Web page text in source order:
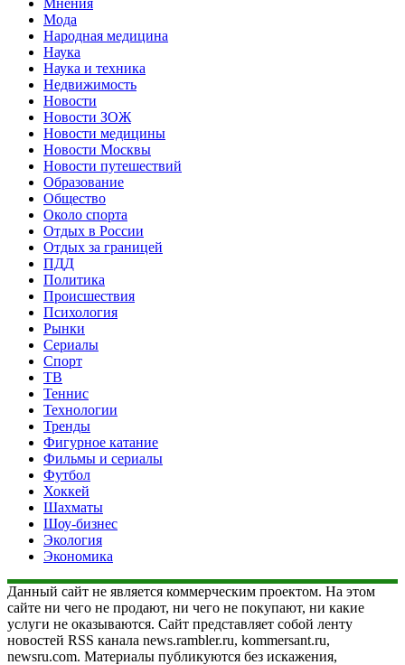
Мода
Народная медицина
Наука
Наука и техника
Недвижимость
Новости
Новости ЗОЖ
Новости медицины
Новости Москвы
Новости путешествий
Образование
Общество
Около спорта
Отдых в России
Отдых за границей
ПДД
Политика
Происшествия
Психология
Рынки
Сериалы
Спорт
ТВ
Теннис
Технологии
Тренды
Фигурное катание
Фильмы и сериалы
Футбол
Хоккей
Шахматы
Шоу-бизнес
Экология
Экономика
Данный сайт не является коммерческим проектом. На этом
сайте ни чего не продают, ни чего не покупают, ни какие
услуги не оказываются. Сайт представляет собой ленту
новостей RSS канала news.rambler.ru, kommersant.ru,
newsru.com. Материалы публикуются без искажения,